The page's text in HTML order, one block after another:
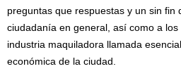
preguntas que respuestas y un sin fin
ciudadanía en general, así como a
industria maquiladora llamada
económica de la ciudad.